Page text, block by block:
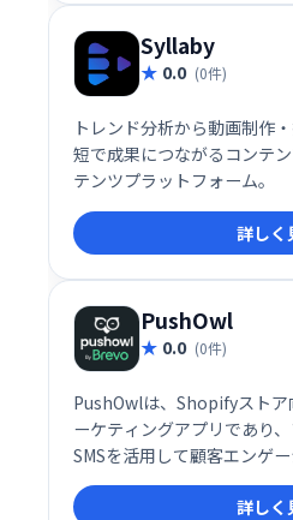
Syllaby
0.0 (0件)
トレンド分析から動画制作
短で成果につながるコンテ
テンツプラットフォーム。
詳しく
PushOwl
0.0 (0件)
PushOwlは、Shopifyストア
ーケティングアプリであり
SMSを活用して顧客エンゲ
加に貢献します。
詳しく